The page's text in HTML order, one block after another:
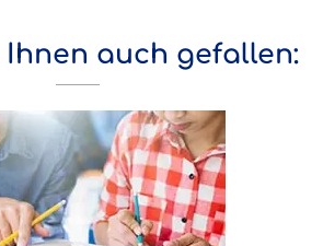
Ihnen auch gefallen: